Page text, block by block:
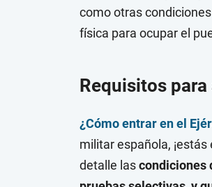
como otras
física para ocupar el
Requisitos
¿Cómo entrar en el
militar española,
detalle lascondiciones